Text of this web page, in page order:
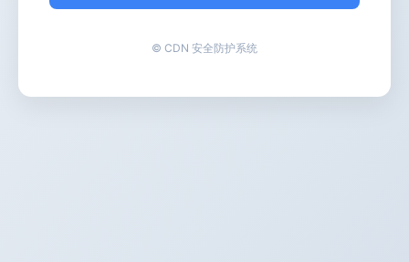
© CDN 安全防护系统